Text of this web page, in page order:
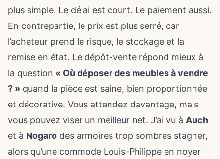
plus simple. Le délai est court. Le paiement aussi.
En contrepartie, le prix est plus serré, car
l’acheteur prend le risque, le stockage et la
remise en état. Le dépôt-vente répond mieux à
la question « Où déposer des meubles à vendre
? » quand la pièce est saine, bien proportionnée
et décorative. Vous attendez davantage, mais
vous pouvez viser un meilleur net. J’ai vu à Auch
et à Nogaro des armoires trop sombres stagner,
alors qu’une commode Louis-Philippe en noyer